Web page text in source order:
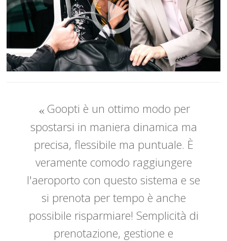
Goopti è un ottimo modo per
spostarsi in maniera dinamica ma
precisa, flessibile ma puntuale. È
veramente comodo raggiungere
l'aeroporto con questo sistema e se
si prenota per tempo è anche
possibile risparmiare! Semplicità di
prenotazione, gestione e